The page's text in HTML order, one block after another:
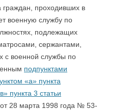
граждан, проходивших в
военную службу по
подлежащих
сержантами,
с военной службы по
подпунктами
«а» пункта
пункта 3 статьи
28 марта 1998 года № 53-